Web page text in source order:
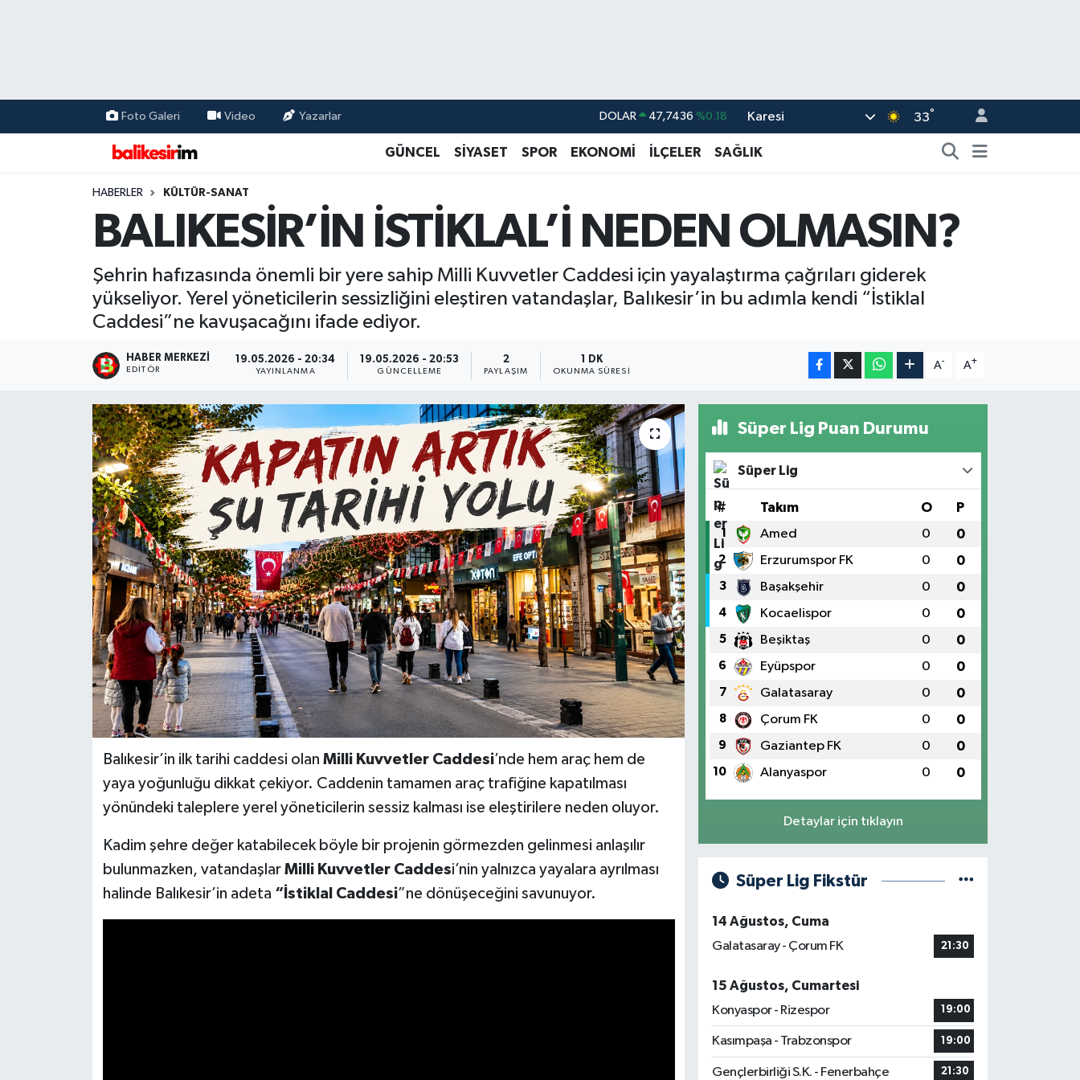
Foto Galeri Video Yazarlar DOLAR 47,7436 %0.18
EURO 55,2510 %0.32
GRAM ALTIN
BİST100 13.779 %-14
Karesi 33°
GÜNCEL SİYASET SPOR EKONOMİ İLÇELER SAĞLIK
HABERLER KÜLTÜR-SANAT
BALIKESİR’İN İSTİKLAL’İ NEDEN OLMASIN?
Şehrin hafızasında önemli bir yere sahip Milli Kuvvetler Caddesi için yayalaştırma çağrıları giderek
yükseliyor. Yerel yöneticilerin sessizliğini eleştiren vatandaşlar, Balıkesir’in bu adımla kendi “İstiklal
Caddesi”ne kavuşacağını ifade ediyor.
HABER MERKEZI
EDITÖR
19.05.2026 - 20:34
YAYINLANMA
19.05.2026 - 20:53
GÜNCELLEME
2
PAYLAŞIM
1 DK
OKUNMA SÜRESI
A- A+
Balıkesir’in ilk tarihi caddesi olan Milli Kuvvetler Caddesi’nde hem araç hem de
yaya yoğunluğu dikkat çekiyor. Caddenin tamamen araç trafiğine kapatılması
yönündeki taleplere yerel yöneticilerin sessiz kalması ise eleştirilere neden oluyor.
Kadim şehre değer katabilecek böyle bir projenin görmezden gelinmesi anlaşılır
bulunmazken, vatandaşlar Milli Kuvvetler Caddesi’nin yalnızca yayalara ayrılması
halinde Balıkesir’in adeta “İstiklal Caddesi”ne dönüşeceğini savunuyor.
Süper Lig Puan Durumu
Süper Lig
# Takım O P
1 Amed 0 0
2 Erzurumspor FK 0 0
3 Başakşehir 0 0
4 Kocaelispor 0 0
5 Beşiktaş 0 0
6 Eyüpspor 0 0
7 Galatasaray 0 0
8 Çorum FK 0 0
9 Gaziantep FK 0 0
10 Alanyaspor 0 0
Detaylar için tıklayın
Süper Lig Fikstür
14 Ağustos, Cuma
Galatasaray - Çorum FK
21:30
15 Ağustos, Cumartesi
Konyaspor - Rizespor
19:00
Kasımpaşa - Trabzonspor 19:00
Gençlerbirliği S.K. - Fenerbahçe 21:30